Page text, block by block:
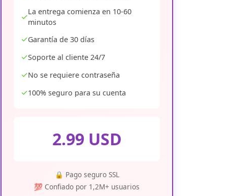
✓La entrega comienza en 10-60
minutos
✓Garantía de 30 días
✓Soporte al cliente 24/7
✓No se requiere contraseña
✓100% seguro para su cuenta
2.99 USD
🔒 Pago seguro SSL
💯 Confiado por 1,2M+ usuarios